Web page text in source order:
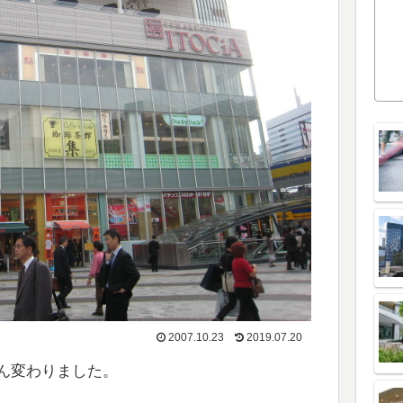
2007.10.23 2019.07.20
わりました。